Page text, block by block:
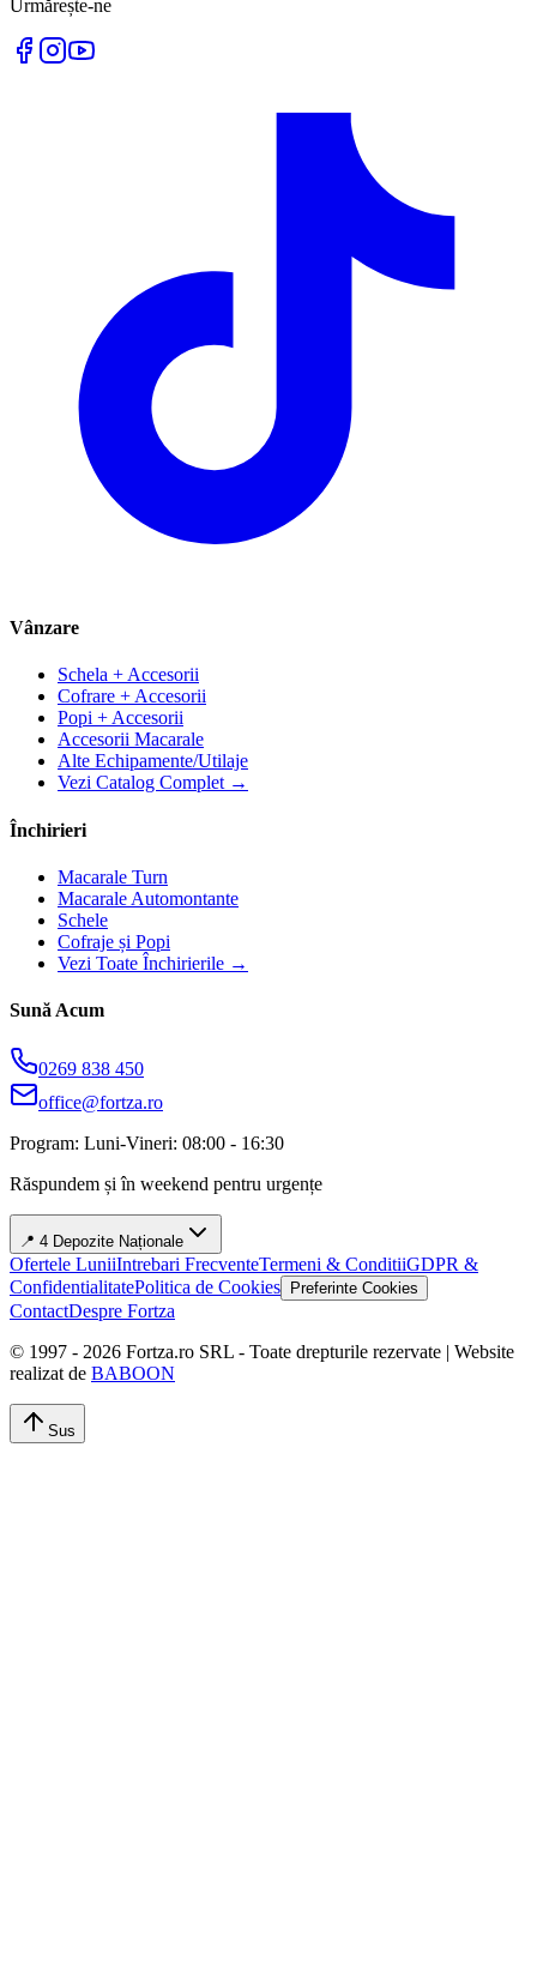
Urmărește-ne
Vânzare
Schela + Accesorii
Cofrare + Accesorii
Popi + Accesorii
Accesorii Macarale
Alte Echipamente/Utilaje
Vezi Catalog Complet →
Închirieri
Macarale Turn
Macarale Automontante
Schele
Cofraje și Popi
Vezi Toate Închirierile →
Sună Acum
0269 838 450
office@fortza.ro
Program: Luni-Vineri: 08:00 - 16:30
Răspundem și în weekend pentru urgențe
📍 4 Depozite Naționale
Ofertele LuniiIntrebari FrecventeTermeni & ConditiiGDPR &
ConfidentialitatePolitica de Cookies Preferinte Cookies
ContactDespre Fortza
© 1997 - 2026 Fortza.ro SRL - Toate drepturile rezervate | Website
realizat de BABOON
Sus